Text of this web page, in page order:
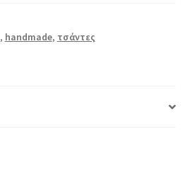
, handmade, τσάντες